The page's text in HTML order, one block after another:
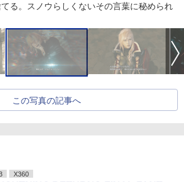
る。スノウらしくないその言葉に秘められ
この写真の記事へ
X360